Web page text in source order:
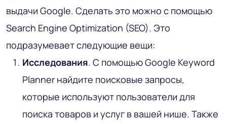
выдачи Google. Сделать это можно с помощью
Search Engine Optimization (SEO). Это
подразумевает следующие вещи:
Исследования. С помощью Google Keyword
Planner найдите поисковые запросы,
которые используют пользователи для
поиска товаров и услуг в вашей нише. Также